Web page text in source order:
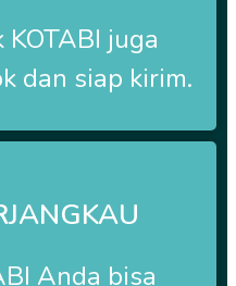
KOTABI juga
dan siap kirim.
Anda bisa